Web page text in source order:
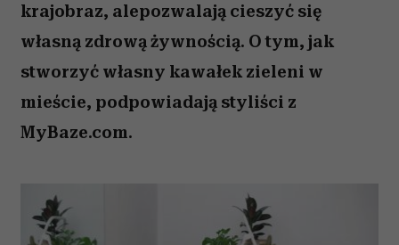
krajobraz, alepozwalają cieszyć się
własną zdrową żywnością. O tym, jak
stworzyć własny kawałek zieleni w
mieście, podpowiadają styliści z
MyBaze.com.